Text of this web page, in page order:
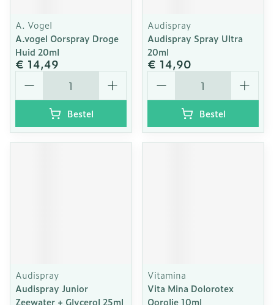
A. Vogel
A.vogel Oorspray Droge
Huid 20ml
€ 14,49
Aantal
Bestel
Audispray
Audispray Spray Ultra
20ml
€ 14,90
Aantal
Bestel
Audispray
Audispray Junior
Zeewater + Glycerol 25ml
Vitamina
Vita Mina Dolorotex
Oorolie 10ml